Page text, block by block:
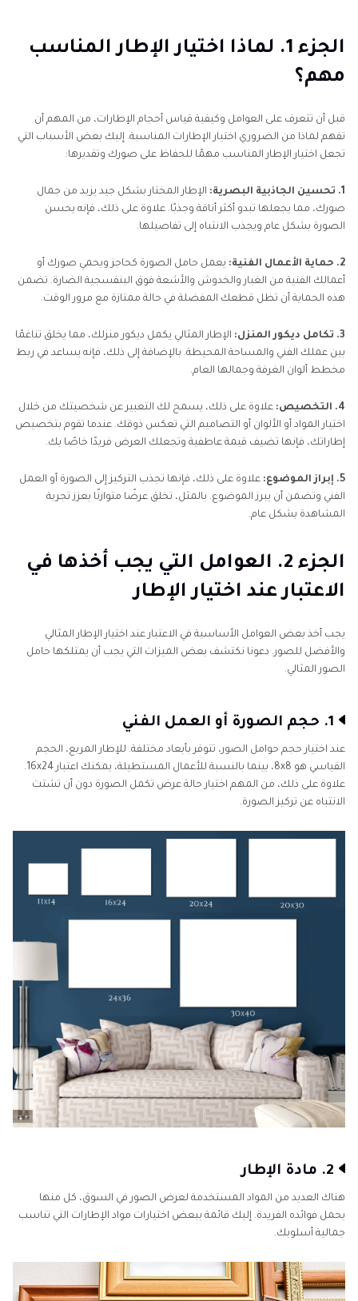
الجزء 2. العوامل التي يجب أخذها في الاعتبار عند اختيار
الإطار
الجزء 4. أفكار إبداعية لعرض صورك أو أعمالك الفنية
المؤطرة
الجزء 5. تحسين الصورة لإطاراتك باستخدام HitPaw
FotorPea
الجزء 1. لماذا اختيار الإطار المناسب
مهم؟
قبل أن تتعرف على العوامل وكيفية قياس أحجام الإطارات، من المهم أن
تفهم لماذا من الضروري اختيار الإطارات المناسبة. إليك بعض الأسباب التي
تجعل اختيار الإطار المناسب مهمًا للحفاظ على صورك وتقديرها:
1. تحسين الجاذبية البصرية:
الإطار المختار بشكل جيد يزيد من جمال
صورك، مما يجعلها تبدو أكثر أناقة وجذبًا. علاوة على ذلك، فإنه يحسن
الصورة بشكل عام ويجذب الانتباه إلى تفاصيلها.
2. حماية الأعمال الفنية:
يعمل حامل الصورة كحاجز ويحمي صورك أو
أعمالك الفنية من الغبار والخدوش والأشعة فوق البنفسجية الضارة. تضمن
هذه الحماية أن تظل قطعك المفضلة في حالة ممتازة مع مرور الوقت.
3. تكامل ديكور المنزل:
الإطار المثالي يكمل ديكور منزلك، مما يخلق تناغمًا
بين عملك الفني والمساحة المحيطة. بالإضافة إلى ذلك، فإنه يساعد في ربط
مخطط ألوان الغرفة وجمالها العام.
4. التخصيص:
علاوة على ذلك، يسمح لك التعبير عن شخصيتك من خلال
اختيار المواد أو الألوان أو التصاميم التي تعكس ذوقك. عندما تقوم بتخصيص
إطاراتك، فإنها تضيف قيمة عاطفية وتجعلك العرض فريدًا خاصًا بك.
5. إبراز الموضوع:
علاوة على ذلك، فإنها تجذب التركيز إلى الصورة أو العمل
الفني وتضمن أن يبرز الموضوع. بالمثل، تخلق عرضًا متوازنًا يعزز تجربة
المشاهدة بشكل عام.
الجزء 2. العوامل التي يجب أخذها في
الاعتبار عند اختيار الإطار
يجب أخذ بعض العوامل الأساسية في الاعتبار عند اختيار الإطار المثالي
والأفضل للصور. دعونا نكتشف بعض الميزات التي يجب أن يمتلكها حامل
الصور المثالي.
1. حجم الصورة أو العمل الفني
عند اختيار حجم حوامل الصور، تتوفر بأبعاد مختلفة. للإطار المربع، الحجم
القياسي هو 8x8، بينما بالنسبة للأعمال المستطيلة، يمكنك اعتبار 16x24.
علاوة على ذلك، من المهم اختيار حالة عرض تكمل الصورة دون أن تشتت
الانتباه عن تركيز الصورة.
2. مادة الإطار
هناك العديد من المواد المستخدمة لعرض الصور في السوق، كل منها
يحمل فوائده الفريدة. إليك قائمة ببعض اختيارات مواد الإطارات التي تناسب
جمالية أسلوبك.